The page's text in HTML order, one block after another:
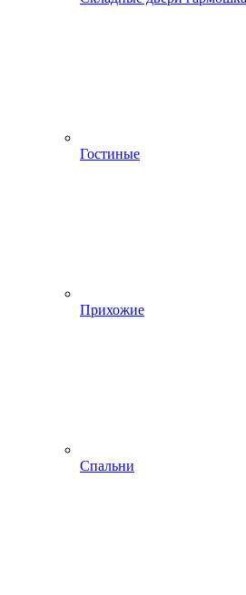
Гостиные
Прихожие
Спальни